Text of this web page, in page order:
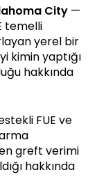
City —
temelli
yerel bir
kimin yaptığı
hakkında
FUE ve
greft verimi
hakkında